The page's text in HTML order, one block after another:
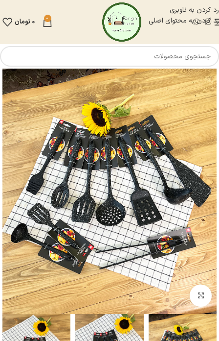
رد کردن به ناوبری
رد کردن به محتوای اصلی
0
0 تومان
بزرگنمایی تصویر